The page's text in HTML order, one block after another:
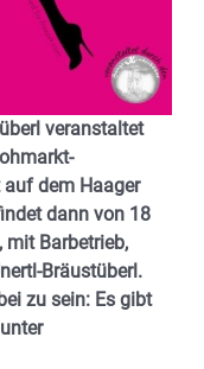
veranstaltet
dem Haager
dann von 18
mit Barbetrieb,
Bräustüberl.
zu sein: Es gibt